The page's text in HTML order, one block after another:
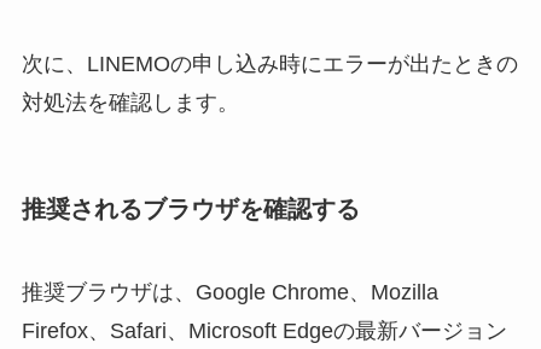
次に、LINEMOの申し込み時にエラーが出たときの
対処法を確認します。
推奨されるブラウザを確認する
推奨ブラウザは、Google Chrome、Mozilla
Firefox、Safari、Microsoft Edgeの最新バージョン